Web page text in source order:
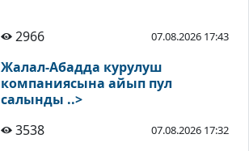
2966 07.08.2026 17:43
Жалал-Абадда курулуш
компаниясына айып пул
салынды ..>
3538
07.08.2026 17:32